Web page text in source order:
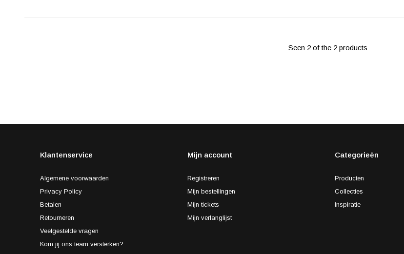
Seen 2 of the 2 products
Klantenservice
Algemene voorwaarden
Privacy Policy
Betalen
Retourneren
Veelgestelde vragen
Kom jij ons team versterken?
Mijn account
Registreren
Mijn bestellingen
Mijn tickets
Mijn verlanglijst
Categorieën
Producten
Collecties
Inspiratie